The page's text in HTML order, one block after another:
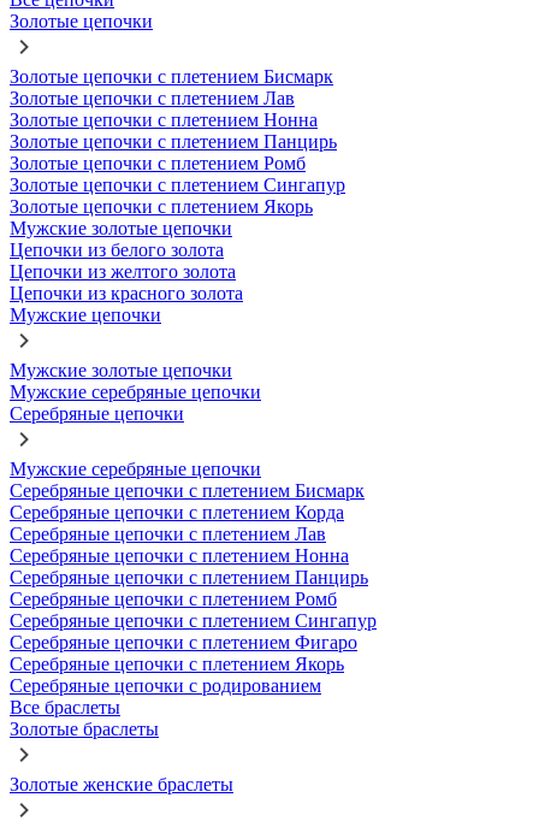
Золотые цепочки
Золотые цепочки с плетением Бисмарк
Золотые цепочки с плетением Лав
Золотые цепочки с плетением Нонна
Золотые цепочки с плетением Панцирь
Золотые цепочки с плетением Ромб
Золотые цепочки с плетением Сингапур
Золотые цепочки с плетением Якорь
Мужские золотые цепочки
Цепочки из белого золота
Цепочки из желтого золота
Цепочки из красного золота
Мужские цепочки
Мужские золотые цепочки
Мужские серебряные цепочки
Серебряные цепочки
Мужские серебряные цепочки
Серебряные цепочки с плетением Бисмарк
Серебряные цепочки с плетением Корда
Серебряные цепочки с плетением Лав
Серебряные цепочки с плетением Нонна
Серебряные цепочки с плетением Панцирь
Серебряные цепочки с плетением Ромб
Серебряные цепочки с плетением Сингапур
Серебряные цепочки с плетением Фигаро
Серебряные цепочки с плетением Якорь
Серебряные цепочки с родированием
Все браслеты
Золотые браслеты
Золотые женские браслеты